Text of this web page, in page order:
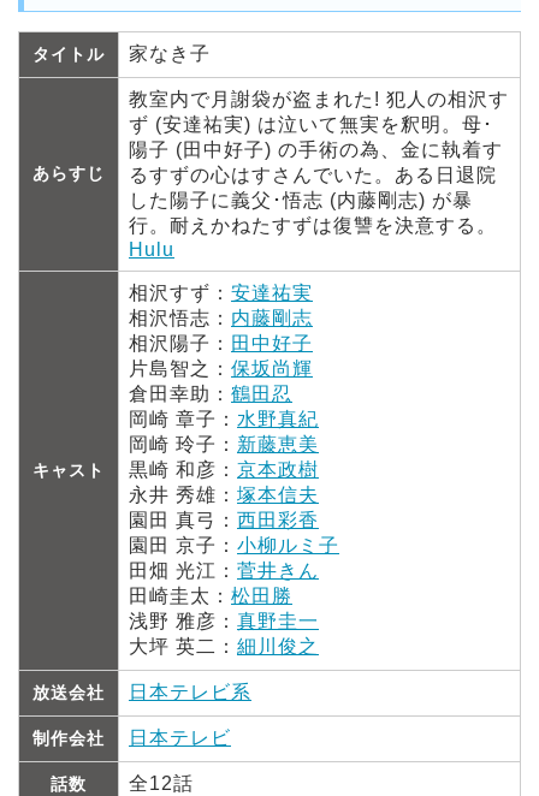
タイトル 家なき子
あらすじ
教室内で月謝袋が盗まれた! 犯人の相沢す
ず (安達祐実) は泣いて無実を釈明。母･
陽子 (田中好子) の手術の為、金に執着す
るすずの心はすさんでいた。ある日退院
した陽子に義父･悟志 (内藤剛志) が暴
行。耐えかねたすずは復讐を決意する。
Hulu
キャスト
相沢すず： 安達祐実
相沢悟志： 内藤剛志
相沢陽子： 田中好子
片島智之： 保坂尚輝
倉田幸助： 鶴田忍
岡崎 章子： 水野真紀
岡崎 玲子： 新藤恵美
黒崎 和彦： 京本政樹
永井 秀雄： 塚本信夫
園田 真弓： 西田彩香
園田 京子： 小柳ルミ子
田畑 光江： 菅井きん
田崎圭太： 松田勝
浅野 雅彦： 真野圭一
大坪 英二： 細川俊之
放送会社 日本テレビ系
制作会社 日本テレビ
話数 全12話